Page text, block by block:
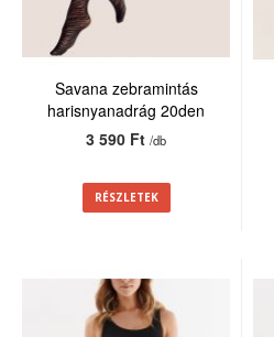
Savana zebramintás
harisnyanadrág 20den
3 590 Ft/db
RÉSZLETEK